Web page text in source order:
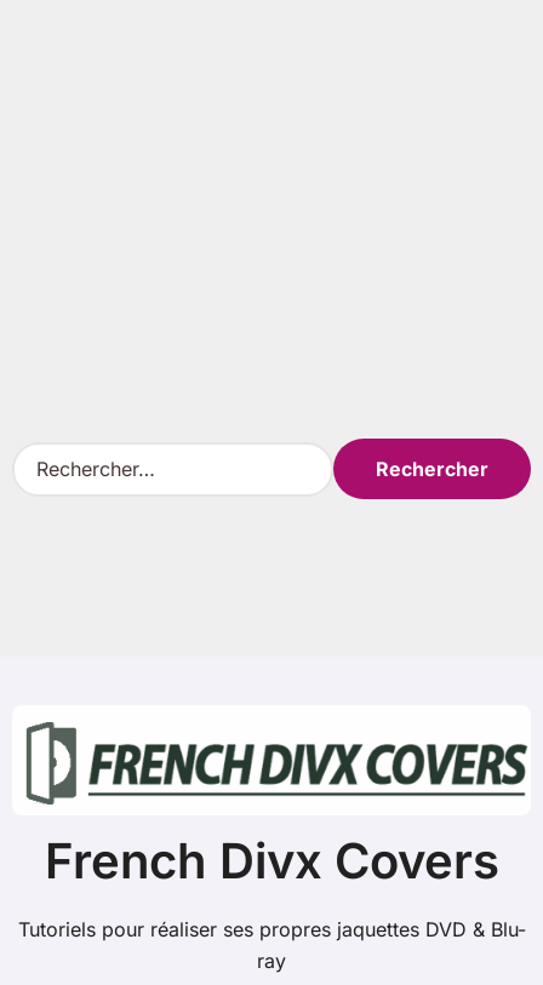
R
e
French Divx Covers
Tutoriels pour réaliser ses propres jaquettes DVD & Blu-
ray